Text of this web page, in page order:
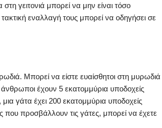
γειτονιά μπορεί να μην είναι τόσο
εναλλαγή τους μπορεί να οδηγήσει σε
Μπορεί να είστε ευαίσθητοι στη μυρωδιά
έχουν 5 εκατομμύρια υποδοχείς
γάτα έχει 200 εκατομμύρια υποδοχείς
προσβάλλουν τις γάτες, μπορεί να έχετε